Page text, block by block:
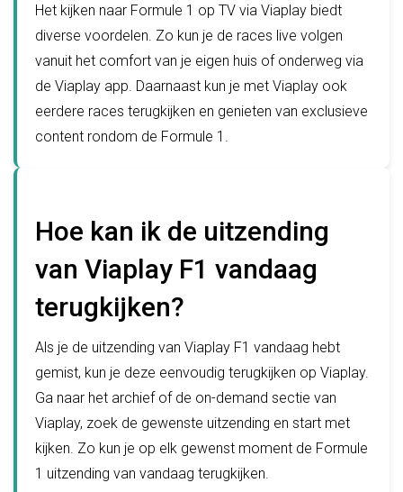
Het kijken naar Formule 1 op TV via Viaplay biedt
diverse voordelen. Zo kun je de races live volgen
vanuit het comfort van je eigen huis of onderweg via
de Viaplay app. Daarnaast kun je met Viaplay ook
eerdere races terugkijken en genieten van exclusieve
content rondom de Formule 1.
Hoe kan ik de uitzending
van Viaplay F1 vandaag
terugkijken?
Als je de uitzending van Viaplay F1 vandaag hebt
gemist, kun je deze eenvoudig terugkijken op Viaplay.
Ga naar het archief of de on-demand sectie van
Viaplay, zoek de gewenste uitzending en start met
kijken. Zo kun je op elk gewenst moment de Formule
1 uitzending van vandaag terugkijken.